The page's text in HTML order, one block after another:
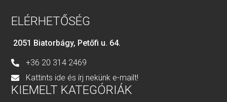
ELÉRHETŐSÉG
2051 Biatorbágy, Petőfi u. 64.
+36 20 314 2469
Kattints ide és írj nekünk e-mailt!
KIEMELT KATEGÓRIÁK